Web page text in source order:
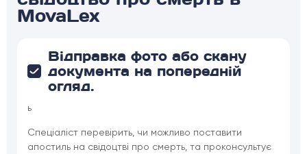
MovaLex
Відправка фото або скану
документа на попередній
огляд.
ь
Спеціаліст перевірить, чи можливо поставити
апостиль на свідоцтві про смерть, та проконсультує